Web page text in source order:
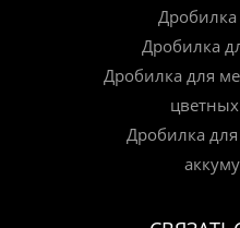
Дробилка
Дробилка
Дробилка для
Дробилка